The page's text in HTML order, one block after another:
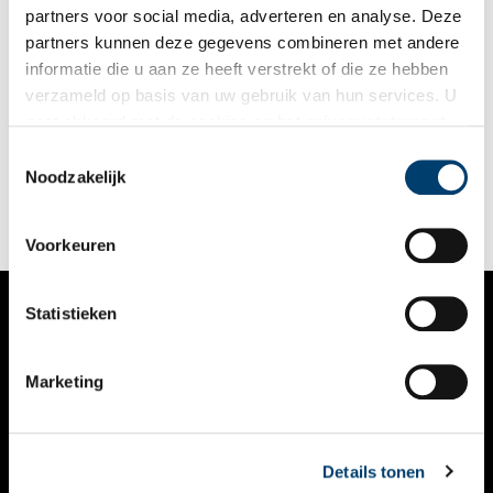
partners voor social media, adverteren en analyse. Deze
partners kunnen deze gegevens combineren met andere
informatie die u aan ze heeft verstrekt of die ze hebben
verzameld op basis van uw gebruik van hun services. U
Noodzakelijk
Voorkeuren
Statistieken
Marketing
Details tonen
Met de stoomboot naar het Panorama in de Plantage
Nog even en we kunnen weer vrij reizen, zoals we dat 125 jaar
geleden ook al konden. Toen reisde je nog met de stoomboot
NIEUWS
KALENDER